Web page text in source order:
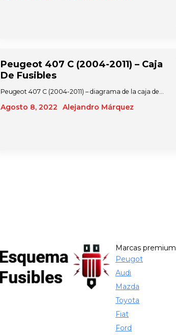
Peugeot 407 C (2004-2011) – Caja
De Fusibles
Agosto 8, 2022 Alejandro Márquez
Peugeot 407 C (2004-2011) – diagrama de la caja de…
Marcas premium
Peugot
Audi
Mazda
Toyota
Fiat
Ford